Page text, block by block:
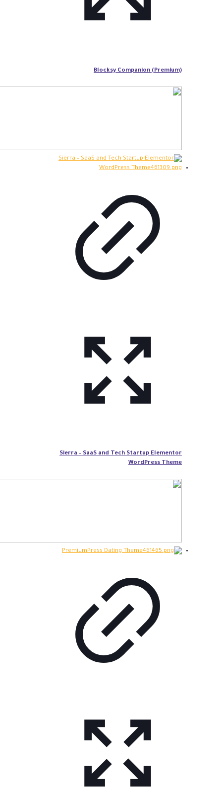
Blocksy Companion (Premium)
Sierra – SaaS and Tech Startup Elementor
WordPress Theme